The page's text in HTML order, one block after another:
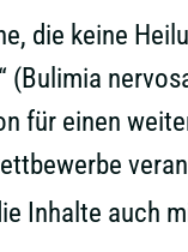
die keine
(Bulimia
für einen
Inhalte auch